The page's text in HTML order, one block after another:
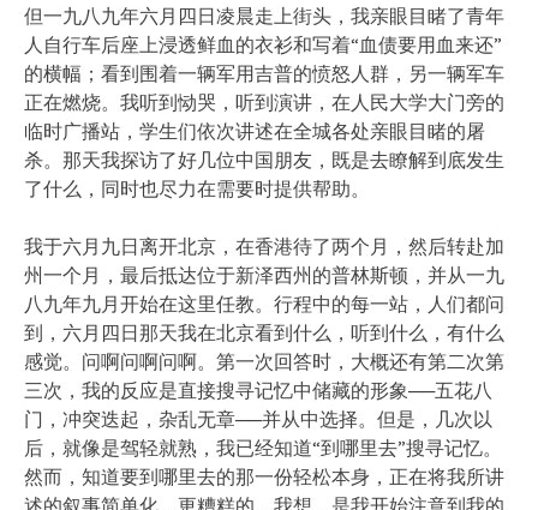
但一九八九年六月四日凌晨走上街头，我亲眼目睹了青年
人自行车后座上浸透鲜血的衣衫和写着“血债要用血来还”
的横幅；看到围着一辆军用吉普的愤怒人群，另一辆军车
正在燃烧。我听到恸哭，听到演讲，在人民大学大门旁的
临时广播站，学生们依次讲述在全城各处亲眼目睹的屠
杀。那天我探访了好几位中国朋友，既是去瞭解到底发生
了什么，同时也尽力在需要时提供帮助。
我于六月九日离开北京，在香港待了两个月，然后转赴加
州一个月，最后抵达位于新泽西州的普林斯顿，并从一九
八九年九月开始在这里任教。行程中的每一站，人们都问
到，六月四日那天我在北京看到什么，听到什么，有什么
感觉。问啊问啊问啊。第一次回答时，大概还有第二次第
三次，我的反应是直接搜寻记忆中储藏的形象──五花八
门，冲突迭起，杂乱无章──并从中选择。但是，几次以
后，就像是驾轻就熟，我已经知道“到哪里去”搜寻记忆。
然而，知道要到哪里去的那一份轻松本身，正在将我所讲
述的叙事简单化。更糟糕的，我想，是我开始注意到我的